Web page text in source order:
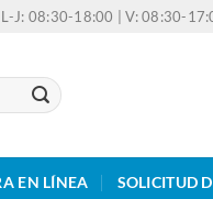
L-J: 08:30-18:00 | V: 08:30-
EN LÍNEA SOLICITUD